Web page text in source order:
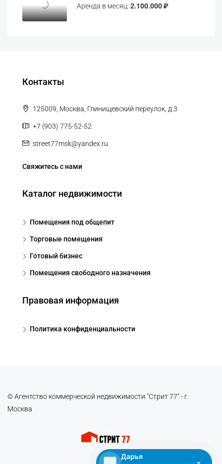
Аренда в месяц: 2.100.000 ₽
Контакты
125009, Москва, Глинищевский переулок, д.3
+7 (903) 775-52-52
street77msk@yandex.ru
Свяжитесь с нами
Каталог недвижимости
Помещения под общепит
Торговые помещения
Готовый бизнес
Помещения свободного назначения
Правовая информация
Политика конфиденциальности
© Агентство коммерческой недвижимости "Стрит 77" - г.
Москва
Дарья